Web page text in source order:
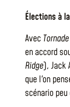
Élections à
Avec
en accord
Ridge), Jack
que l'on
scénario